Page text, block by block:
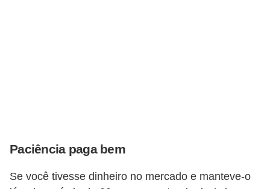
Paciência paga bem
Se você tivesse dinheiro no mercado e manteve-o
t
i